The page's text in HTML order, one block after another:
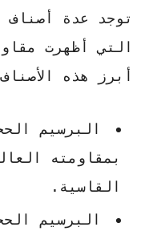
توجد عدة أصناف
التي أظهرت
أبرز هذه
البرسيم
بمقاومته
القاسية.
البرسيم